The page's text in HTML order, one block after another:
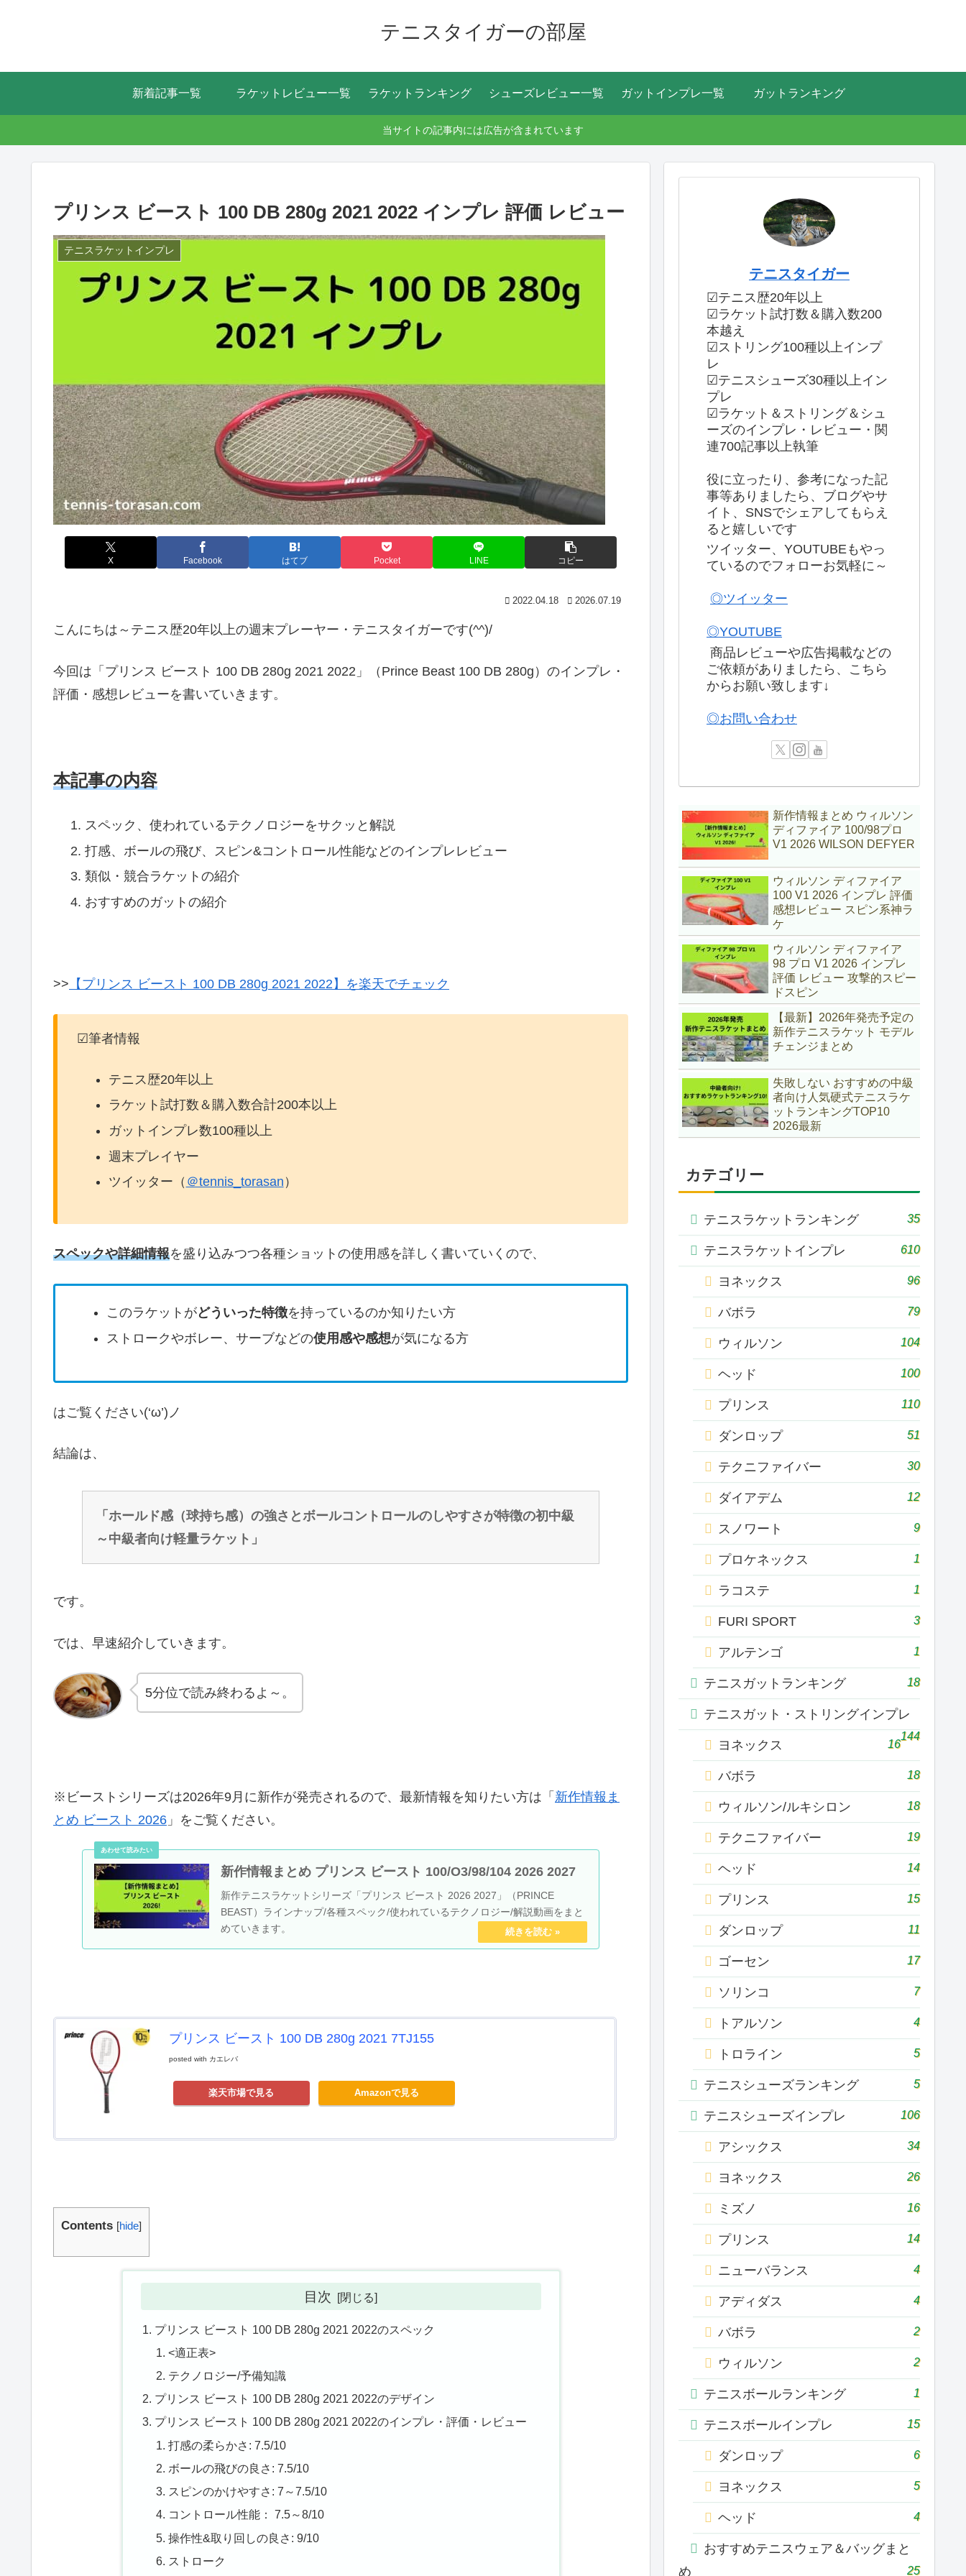
テニスタイガーの部屋
新着記事一覧 ラケットレビュー一覧 ラケットランキング シューズレビュー一覧 ガットインプレ一覧 ガットランキング
当サイトの記事内には広告が含まれています
プリンス ビースト 100 DB 280g 2021 2022 インプレ 評価 レビュー
テニスラケットインプレ
X Facebook はてブ Pocket LINE コピー
2022.04.18 2026.07.19
こんにちは～テニス歴20年以上の週末プレーヤー・テニスタイガーです(^^)/
今回は「プリンス ビースト 100 DB 280g 2021 2022」（Prince Beast 100 DB 280g）のインプレ・
評価・感想レビューを書いていきます。
本記事の内容
スペック、使われているテクノロジーをサクッと解説
打感、ボールの飛び、スピン&コントロール性能などのインプレレビュー
類似・競合ラケットの紹介
おすすめのガットの紹介
>> 【プリンス ビースト 100 DB 280g 2021 2022】を楽天でチェック
☑筆者情報
テニス歴20年以上
ラケット試打数＆購入数合計200本以上
ガットインプレ数100種以上
週末プレイヤー
ツイッター（ ＠tennis_torasan ）
スペックや詳細情報を盛り込みつつ各種ショットの使用感を詳しく書いていくので、
このラケットがどういった特徴を持っているのか知りたい方
ストロークやボレー、サーブなどの使用感や感想が気になる方
はご覧ください(‘ω’)ノ
結論は、
「ホールド感（球持ち感）の強さとボールコントロールのしやすさが特徴の初中級
～中級者向け軽量ラケット」
です。
では、早速紹介していきます。
5分位で読み終わるよ～。
※ビーストシリーズは2026年9月に新作が発売されるので、最新情報を知りたい方は「 新作情報ま
とめ ビースト 2026 」をご覧ください。
新作情報まとめ プリンス ビースト 100/O3/98/104 2026 2027
新作テニスラケットシリーズ「プリンス ビースト 2026 2027」（PRINCE
BEAST）ラインナップ/各種スペック/使われているテクノロジー/解説動画をまと
めていきます。
プリンス ビースト 100 DB 280g 2021 7TJ155
posted with カエレバ
楽天市場で見る Amazonで見る
Contents [hide]
目次
プリンス ビースト 100 DB 280g 2021 2022のスペック
<適正表>
テクノロジー/予備知識
プリンス ビースト 100 DB 280g 2021 2022のデザイン
プリンス ビースト 100 DB 280g 2021 2022のインプレ・評価・レビュー
打感の柔らかさ: 7.5/10
ボールの飛びの良さ: 7.5/10
スピンのかけやすさ: 7～7.5/10
コントロール性能： 7.5～8/10
操作性&取り回しの良さ: 9/10
ストローク
テニスタイガー
☑テニス歴20年以上
☑ラケット試打数＆購入数200
本越え
☑ストリング100種以上インプ
レ
☑テニスシューズ30種以上イン
プレ
☑ラケット＆ストリング＆シュ
ーズのインプレ・レビュー・関
連700記事以上執筆
役に立ったり、参考になった記
事等ありましたら、ブログやサ
イト、SNSでシェアしてもらえ
ると嬉しいです
ツイッター、YOUTUBEもやっ
ているのでフォローお気軽に～
◎ツイッター
◎YOUTUBE
商品レビューや広告掲載などの
ご依頼がありましたら、こちら
からお願い致します↓
◎お問い合わせ
新作情報まとめ ウィルソン
ディファイア 100/98プロ
V1 2026 WILSON DEFYER
ウィルソン ディファイア
100 V1 2026 インプレ 評価
感想レビュー スピン系神ラ
ケ
ウィルソン ディファイア
98 プロ V1 2026 インプレ
評価 レビュー 攻撃的スピー
ドスピン
【最新】2026年発売予定の
新作テニスラケット モデル
チェンジまとめ
失敗しない おすすめの中級
者向け人気硬式テニスラケ
ットランキングTOP10
2026最新
カテゴリー
テニスラケットランキング 35
テニスラケットインプレ 610
ヨネックス 96
バボラ 79
ウィルソン 104
ヘッド 100
プリンス 110
ダンロップ 51
テクニファイバー 30
ダイアデム 12
スノワート 9
プロケネックス 1
ラコステ 1
FURI SPORT 3
アルテンゴ 1
テニスガットランキング 18
テニスガット・ストリングインプレ
144
ヨネックス 16
バボラ 18
ウィルソン/ルキシロン 18
テクニファイバー 19
ヘッド 14
プリンス 15
ダンロップ 11
ゴーセン 17
ソリンコ 7
トアルソン 4
トロライン 5
テニスシューズランキング 5
テニスシューズインプレ 106
アシックス 34
ヨネックス 26
ミズノ 16
プリンス 14
ニューバランス 4
アディダス 4
バボラ 2
ウィルソン 2
テニスボールランキング 1
テニスボールインプレ 15
ダンロップ 6
ヨネックス 5
ヘッド 4
おすすめテニスウェア＆バッグまと
め
25